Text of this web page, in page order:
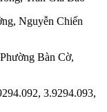
, Nguyễn Chiến
Bàn Cờ,
3.9294.093,